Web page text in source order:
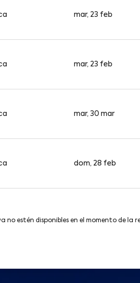
mar, 23 feb
mar, 23 feb
mar, 30 mar
dom, 28 feb
estén disponibles en el momento de la